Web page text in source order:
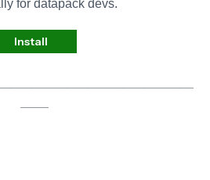
for datapack devs.
Install